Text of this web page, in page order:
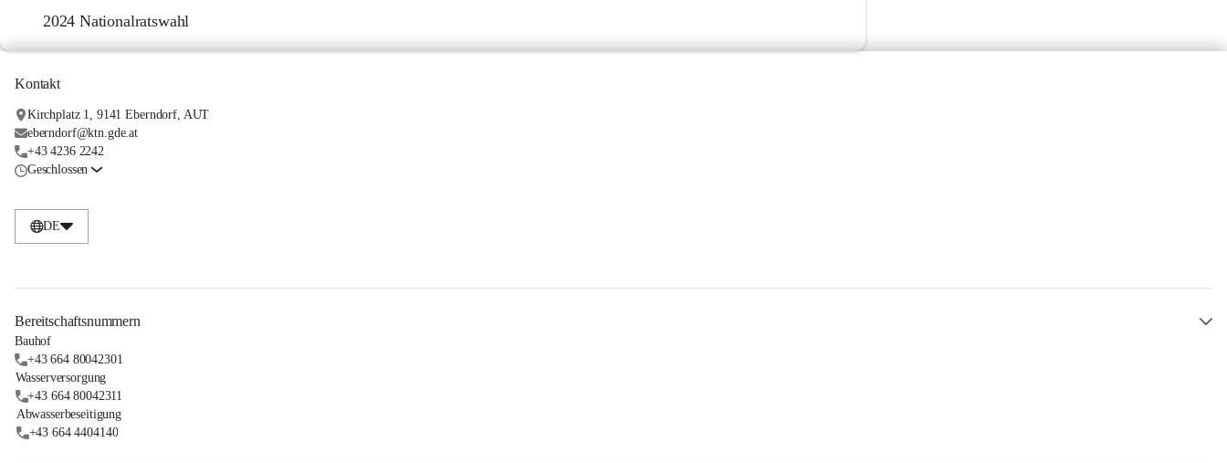
2024 Nationalratswahl
Kontakt
Kirchplatz 1, 9141 Eberndorf, AUT
eberndorf@ktn.gde.at
+43 4236 2242
Geschlossen
DE
Bereitschaftsnummern
Bauhof
+43 664 80042301
Wasserversorgung
+43 664 80042311
Abwasserbeseitigung
+43 664 4404140